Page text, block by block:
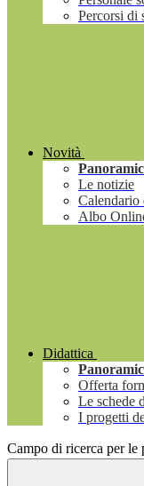
Percorsi di
Novità
Le notizie
Calendario
Albo
Didattica
Offerta
Le schede
I progetti
Campo di ricerca per le